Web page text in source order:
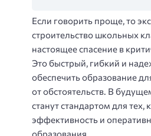
Если говорить проще, то
строительство школьных
настоящее спасение в
Это быстрый, гибкий и
обеспечить образование
от обстоятельств. В
станут стандартом для тех,
эффективность и
образования.